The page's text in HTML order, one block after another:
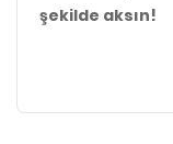
şekilde aksın!